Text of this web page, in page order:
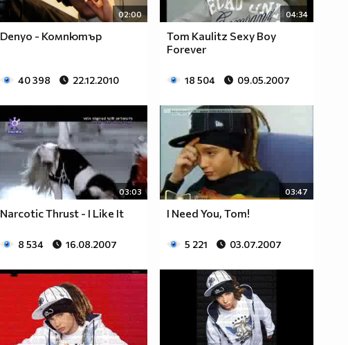
02:00
Denyo - Компютър
40 398 22.12.2010
04:34
Tom Kaulitz Sexy Boy
Forever
18 504 09.05.2007
03:03
Narcotic Thrust - I Like It
8 534 16.08.2007
03:47
I Need You, Tom!
5 221 03.07.2007